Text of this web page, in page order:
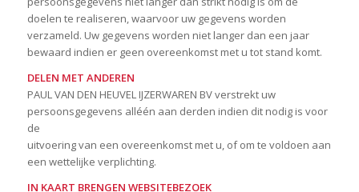
doelen te realiseren, waarvoor uw gegevens worden
verzameld. Uw gegevens worden niet langer dan een jaar
bewaard indien er geen overeenkomst met u tot stand komt.
DELEN MET ANDEREN
PAUL VAN DEN HEUVEL IJZERWAREN BV verstrekt uw
persoonsgegevens alléén aan derden indien dit nodig is voor
de
uitvoering van een overeenkomst met u, of om te voldoen aan
een wettelijke verplichting.
IN KAART BRENGEN WEBSITEBEZOEK